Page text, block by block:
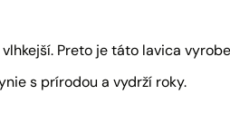
Preto je táto lavica
s prírodou a vydrží roky.